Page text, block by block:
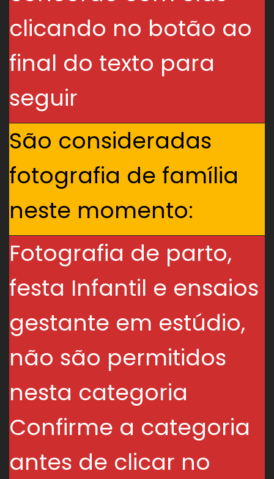
clicando no botão ao
final do texto para
seguir
São consideradas
fotografia de família
neste momento:
Fotografia de parto,
festa Infantil e ensaios
gestante em estúdio,
não são permitidos
nesta categoria
Confirme a categoria
antes de clicar no